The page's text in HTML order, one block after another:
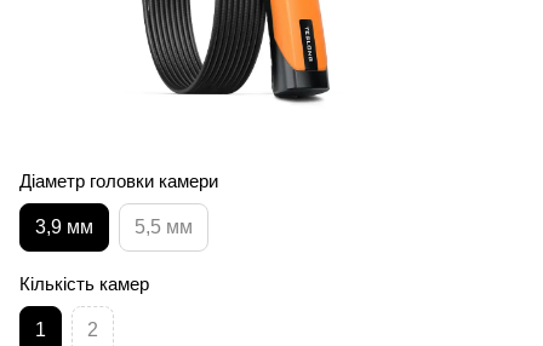
Діаметр головки камери
3,9 мм 5,5 мм
Кількість камер
1 2